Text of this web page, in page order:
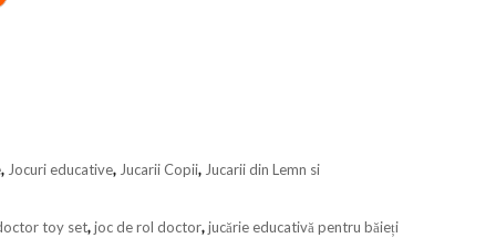
, Jocuri educative, Jucarii Copii, Jucarii din Lemn si
toy set,joc de rol doctor,jucărie educativă pentru băieți